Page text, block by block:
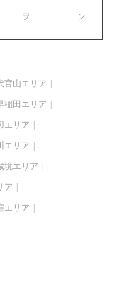
ヲ ン
官山エリア
稲田エリア
エリア
エリア
境エリア
ア
エリア